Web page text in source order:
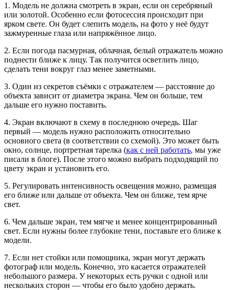
1. Модель не должна смотреть в экран, если он серебряный
или золотой. Особенно если фотосессия происходит при
ярком свете. Он будет слепить модель, на фото у неё будут
зажмуренные глаза или напряжённое лицо.
2. Если погода пасмурная, облачная, белый отражатель можно
поднести ближе к лицу. Так получится осветлить лицо,
сделать тени вокруг глаз менее заметными.
3. Один из секретов съёмки с отражателем — расстояние до
объекта зависит от диаметра экрана. Чем он больше, тем
дальше его нужно поставить.
4. Экран включают в схему в последнюю очередь. Шаг
первый — модель нужно расположить относительно
основного света (в соответствии со схемой). Это может быть
окно, солнце, портретная тарелка (как с ней работать, мы уже
писали в блоге). После этого можно выбрать подходящий по
цвету экран и установить его.
5. Регулировать интенсивность освещения можно, размещая
его ближе или дальше от объекта. Чем он ближе, тем ярче
свет.
6. Чем дальше экран, тем мягче и менее концентрированный
свет. Если нужны более глубокие тени, поставьте его ближе к
модели.
7. Если нет стойки или помощника, экран могут держать
фотограф или модель. Конечно, это касается отражателей
небольшого размера. У некоторых есть ручки с одной или
нескольких сторон — чтобы его было удобно держать.